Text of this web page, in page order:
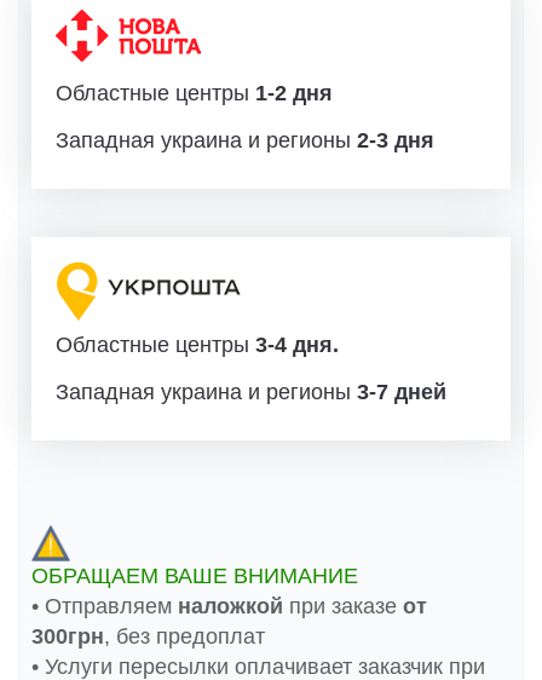
Областные центры 1-2 дня
Западная украина и регионы 2-3 дня
Областные центры 3-4 дня.
Западная украина и регионы 3-7 дней
ОБРАЩАЕМ ВАШЕ ВНИМАНИЕ
• Отправляем наложкой при заказе от
300грн, без предоплат
• Услуги пересылки оплачивает заказчик при